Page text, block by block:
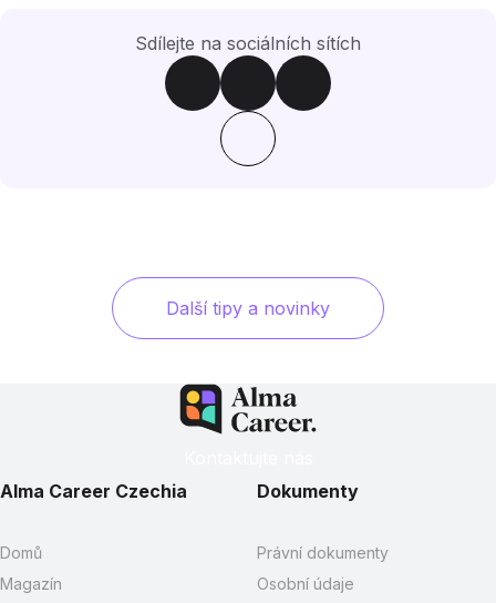
Sdílejte na sociálních sítích
Další tipy a novinky
Alma Career Czechia
Domů
Magazín
Dokumenty
Právní dokumenty
Osobní údaje